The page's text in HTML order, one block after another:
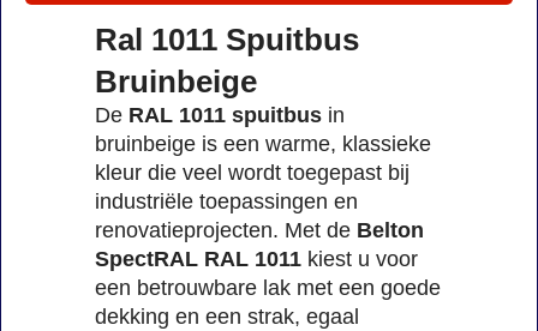
Ral 1011 Spuitbus
Bruinbeige
De RAL 1011 spuitbus in
bruinbeige is een warme, klassieke
kleur die veel wordt toegepast bij
industriële toepassingen en
renovatieprojecten. Met de Belton
SpectRAL RAL 1011 kiest u voor
een betrouwbare lak met een goede
dekking en een strak, egaal